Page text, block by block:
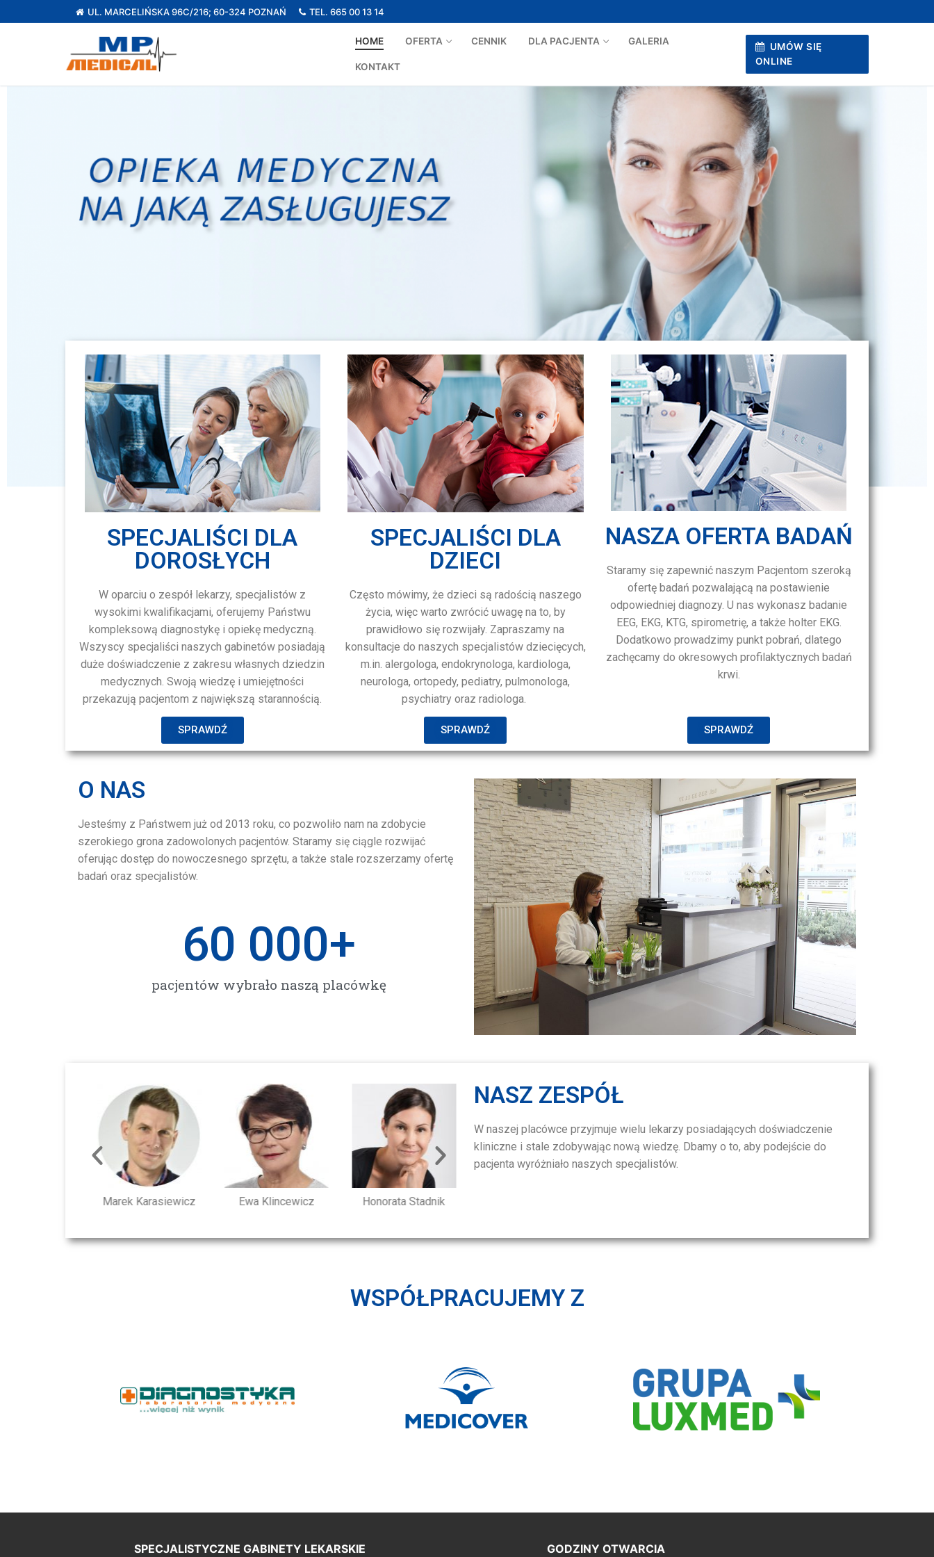
UL. MARCELIŃSKA 96C/216; 60-324 POZNAŃ TEL. 665 00 13 14
HOME OFERTA CENNIK DLA PACJENTA GALERIA
KONTAKT
UMÓW SIĘ
ONLINE
SPECJALIŚCI DLA
DOROSŁYCH
W oparciu o zespół lekarzy, specjalistów z
wysokimi kwalifikacjami, oferujemy Państwu
kompleksową diagnostykę i opiekę medyczną.
Wszyscy specjaliści naszych gabinetów posiadają
duże doświadczenie z zakresu własnych dziedzin
medycznych. Swoją wiedzę i umiejętności
przekazują pacjentom z największą starannością.
SPRAWDŹ
SPECJALIŚCI DLA
DZIECI
Często mówimy, że dzieci są radością naszego
życia, więc warto zwrócić uwagę na to, by
prawidłowo się rozwijały. Zapraszamy na
konsultacje do naszych specjalistów dziecięcych,
m.in. alergologa, endokrynologa, kardiologa,
neurologa, ortopedy, pediatry, pulmonologa,
psychiatry oraz radiologa.
SPRAWDŹ
NASZA OFERTA BADAŃ
Staramy się zapewnić naszym Pacjentom szeroką
ofertę badań pozwalającą na postawienie
odpowiedniej diagnozy. U nas wykonasz badanie
EEG, EKG, KTG, spirometrię, a także holter EKG.
Dodatkowo prowadzimy punkt pobrań, dlatego
zachęcamy do okresowych profilaktycznych badań
krwi.
SPRAWDŹ
O NAS
Jesteśmy z Państwem już od 2013 roku, co pozwoliło nam na zdobycie
szerokiego grona zadowolonych pacjentów. Staramy się ciągle rozwijać
oferując dostęp do nowoczesnego sprzętu, a także stale rozszerzamy ofertę
badań oraz specjalistów.
60 000+
pacjentów wybrało naszą placówkę
Marek Karasiewicz Ewa Klincewicz Honorata Stadnik
NASZ ZESPÓŁ
W naszej placówce przyjmuje wielu lekarzy posiadających doświadczenie
kliniczne i stale zdobywając nową wiedzę. Dbamy o to, aby podejście do
pacjenta wyróżniało naszych specjalistów.
WSPÓŁPRACUJEMY Z
SPECJALISTYCZNE GABINETY LEKARSKIE GODZINY OTWARCIA